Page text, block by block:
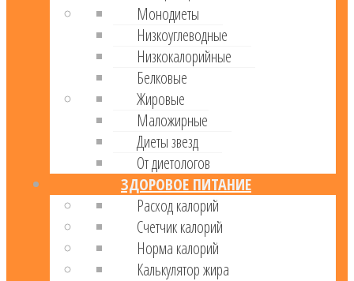
Монодиеты
Низкоуглеводные
Низкокалорийные
Белковые
Жировые
Маложирные
Диеты звезд
От диетологов
ЗДОРОВОЕ ПИТАНИЕ
Расход калорий
Cчетчик калорий
Норма калорий
Калькулятор жира